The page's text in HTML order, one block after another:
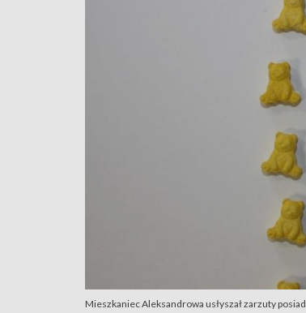
Mieszkaniec Aleksandrowa usłyszał zarzuty